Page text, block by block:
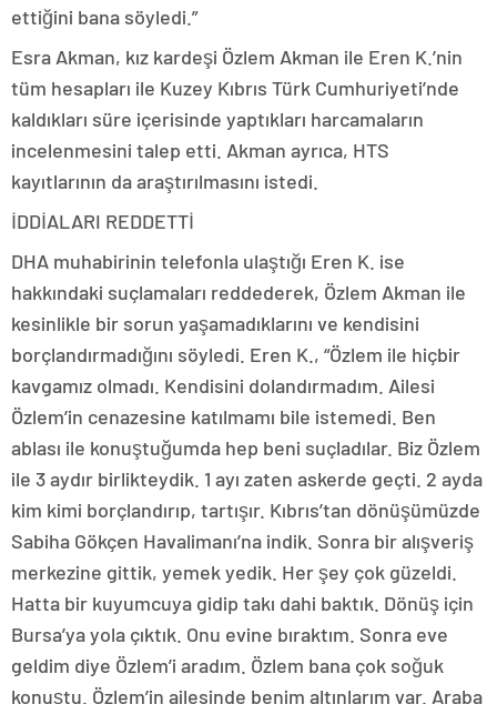
ettiğini bana söyledi.”
Esra Akman, kız kardeşi Özlem Akman ile Eren K.’nin
tüm hesapları ile Kuzey Kıbrıs Türk Cumhuriyeti’nde
kaldıkları süre içerisinde yaptıkları harcamaların
incelenmesini talep etti. Akman ayrıca, HTS
kayıtlarının da araştırılmasını istedi.
İDDİALARI REDDETTİ
DHA muhabirinin telefonla ulaştığı Eren K. ise
hakkındaki suçlamaları reddederek, Özlem Akman ile
kesinlikle bir sorun yaşamadıklarını ve kendisini
borçlandırmadığını söyledi. Eren K., “Özlem ile hiçbir
kavgamız olmadı. Kendisini dolandırmadım. Ailesi
Özlem’in cenazesine katılmamı bile istemedi. Ben
ablası ile konuştuğumda hep beni suçladılar. Biz Özlem
ile 3 aydır birlikteydik. 1 ayı zaten askerde geçti. 2 ayda
kim kimi borçlandırıp, tartışır. Kıbrıs’tan dönüşümüzde
Sabiha Gökçen Havalimanı’na indik. Sonra bir alışveriş
merkezine gittik, yemek yedik. Her şey çok güzeldi.
Hatta bir kuyumcuya gidip takı dahi baktık. Dönüş için
Bursa’ya yola çıktık. Onu evine bıraktım. Sonra eve
geldim diye Özlem’i aradım. Özlem bana çok soğuk
konuştu. Özlem’in ailesinde benim altınlarım var. Araba